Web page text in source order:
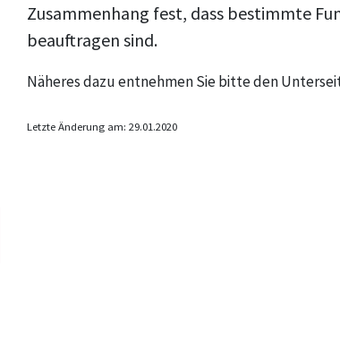
Zusammenhang fest, dass bestimmte
beauftragen sind.
Näheres dazu entnehmen Sie bitte den
Letzte Änderung am: 29.01.2020